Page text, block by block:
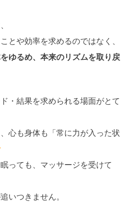
とや効率を求めるのではなく、
ゆるめ、本来のリズムを取り戻
・結果を求められる場面がとて
心も身体も「常に力が入った状
っても、マッサージを受けて
いつきません。